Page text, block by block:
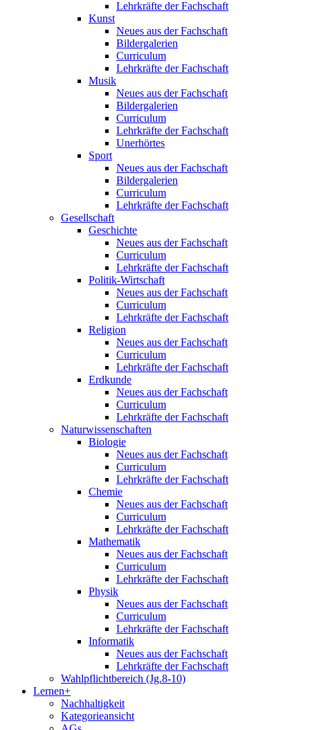
Lehrkräfte der Fachschaft
Kunst
Neues aus der Fachschaft
Bildergalerien
Curriculum
Lehrkräfte der Fachschaft
Musik
Neues aus der Fachschaft
Bildergalerien
Curriculum
Lehrkräfte der Fachschaft
Unerhörtes
Sport
Neues aus der Fachschaft
Bildergalerien
Curriculum
Lehrkräfte der Fachschaft
Gesellschaft
Geschichte
Neues aus der Fachschaft
Curriculum
Lehrkräfte der Fachschaft
Politik-Wirtschaft
Neues aus der Fachschaft
Curriculum
Lehrkräfte der Fachschaft
Religion
Neues aus der Fachschaft
Curriculum
Lehrkräfte der Fachschaft
Erdkunde
Neues aus der Fachschaft
Curriculum
Lehrkräfte der Fachschaft
Naturwissenschaften
Biologie
Neues aus der Fachschaft
Curriculum
Lehrkräfte der Fachschaft
Chemie
Neues aus der Fachschaft
Curriculum
Lehrkräfte der Fachschaft
Mathematik
Neues aus der Fachschaft
Curriculum
Lehrkräfte der Fachschaft
Physik
Neues aus der Fachschaft
Curriculum
Lehrkräfte der Fachschaft
Informatik
Neues aus der Fachschaft
Lehrkräfte der Fachschaft
Wahlpflichtbereich (Jg.8-10)
Lernen+
Nachhaltigkeit
Kategorieansicht